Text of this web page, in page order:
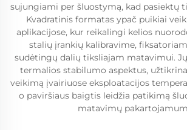
sujungiami per šluostymą, kad pasiektų
Kvadratinis formatas ypač puikiai
aplikacijose, kur reikalingi kelios
stalių įrankių kalibravime,
sudėtingų dalių tiksliajam matavimui.
termalios stabilumo aspektus,
veikimą įvairiuose eksploatacijos
o paviršiaus baigtis leidžia patikimą
matavimų